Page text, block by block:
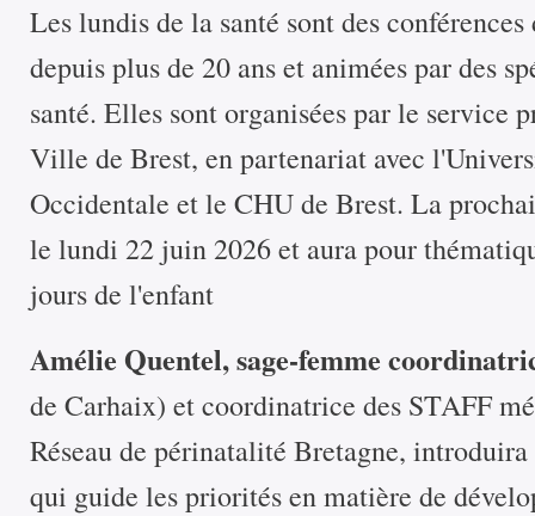
Les lundis de la santé sont des
depuis plus de 20 ans et animées par des
santé. Elles sont organisées par le service
Ville de Brest, en partenariat avec
Occidentale et le CHU de Brest. La
le lundi 22 juin 2026 et aura pour
jours de l'enfant
Amélie Quentel,sage-femme
de Carhaix) et coordinatrice des STAFF
Réseau de périnatalité Bretagne,
qui guide les priorités en matière de